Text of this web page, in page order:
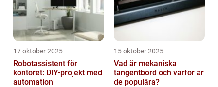
17 oktober 2025
Robotassistent för
kontoret: DIY-projekt med
automation
15 oktober 2025
Vad är mekaniska
tangentbord och varför är
de populära?